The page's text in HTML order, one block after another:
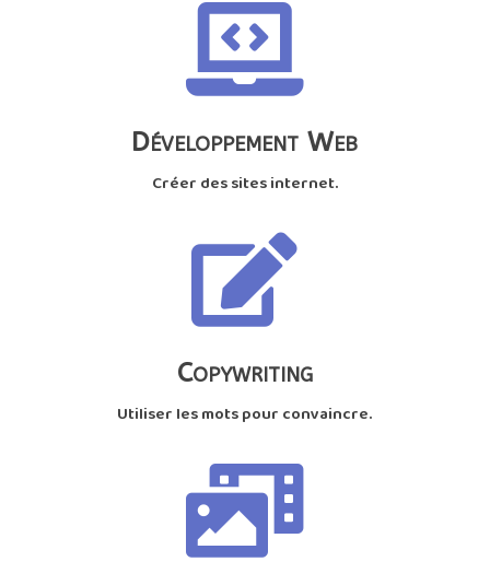

Développement Web
Créer des sites internet.

Copywriting
Utiliser les mots pour convaincre.
